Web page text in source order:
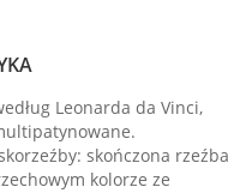
Leonarda da Vinci,
skończona rzeźba
kolorze ze